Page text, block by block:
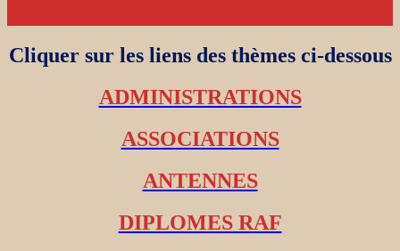
Cliquer sur les liens des thèmes ci-dessous
ADMINISTRATIONS
ASSOCIATIONS
ANTENNES
DIPLOMES RAF